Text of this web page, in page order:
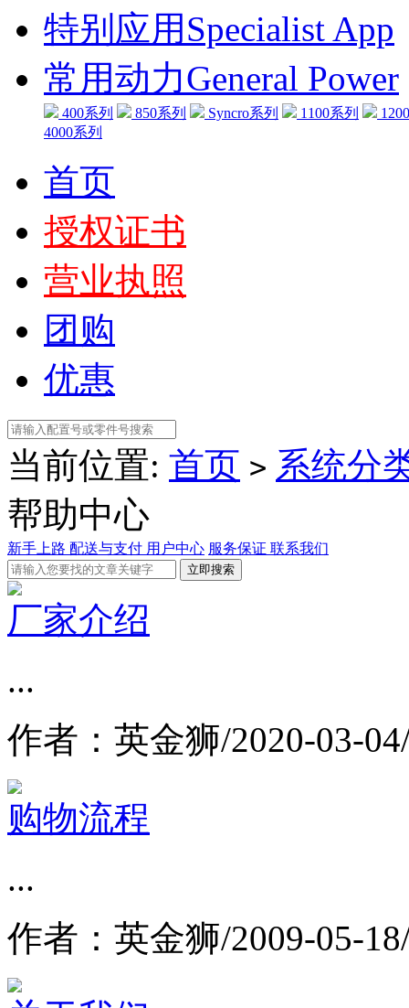
特别应用Specialist App
常用动力General Power
400系列 850系列 Syncro系列 1100系列
4000系列
首页
授权证书
营业执照
团购
优惠
当前位置: 首页 > 系统分
帮助中心
新手上路 配送与支付 用户中心 服务保证 联系我们
厂家介绍
...
作者：英金狮/2020-03-
购物流程
...
作者：英金狮/2009-05-